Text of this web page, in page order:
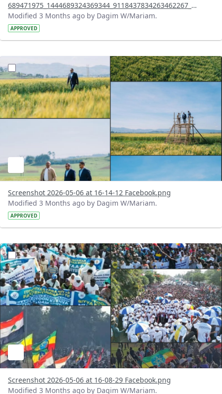
689471975_1444689324369344_9118437834263462267_n.jpg
Modified 3 Months ago by Dagim W/Mariam.
APPROVED
?version=1.0&t=1778073287365&imageThumbnail=1
Screenshot 2026-05-06 at 16-14-12 Facebook.png
Modified 3 Months ago by Dagim W/Mariam.
APPROVED
?version=1.0&t=1778072950098&imageThumbnail=1
Screenshot 2026-05-06 at 16-08-29 Facebook.png
Modified 3 Months ago by Dagim W/Mariam.